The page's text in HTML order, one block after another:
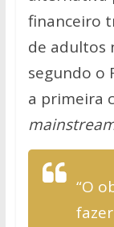
financeiro
de adultos
segundo o
a primeira
“O